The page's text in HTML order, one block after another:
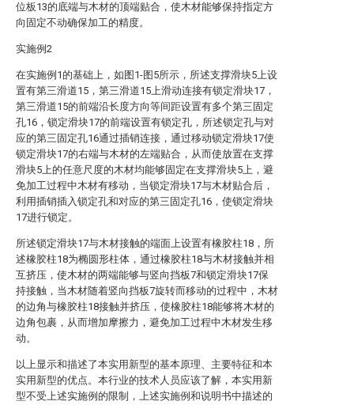
位板13的底端与木材的顶端贴合，使木材能够保持指定方
向固定不动确保加工的精度。
实施例2
在实施例1的基础上，如图1-图5所示，所述支撑滑块5上设
置有第三滑道15，第三滑道15上滑动连接有锁定滑块17，
第三滑道15的前端沿长度方向等间距设置有多个第三固定
孔16，锁定滑块17的前端设置有锁定孔，所述锁定孔与对
应的第三固定孔16通过插销连接，通过移动锁定滑块17使
锁定滑块17的右端与木材的左端贴合，从而使放置在支撑
滑块5上的任意尺度的木材均能够固定在支撑滑块5上，避
免加工过程中木材有移动，当锁定滑块17与木材贴合后，
利用插销插入锁定孔和对应的第三固定孔16，使锁定滑块
17进行锁定。
所述锁定滑块17与木材接触的端面上设置有橡胶柱18，所
述橡胶柱18为椭圆形柱体，通过橡胶柱18与木材接触并相
互挤压，使木材的两端能够与竖向挡板7和锁定滑块17保
持接触，当木材随着竖向挡板7旋转而移动的过程中，木材
的边角与橡胶柱18接触并挤压，使橡胶柱18能够将木材的
边角包裹，从而增加摩擦力，避免加工过程中木材发生移
动。
以上显示和描述了本实用新型的基本原理、主要特征和本
实用新型的优点。本行业的技术人员应该了解，本实用新
型不受上述实施例的限制，上述实施例和说明书中描述的